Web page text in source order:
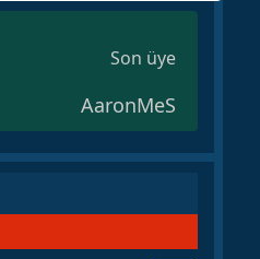
Son üye
AaronMeS